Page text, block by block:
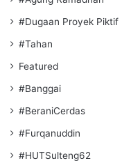
#Dugaan Proyek Piktif
#Tahan
Featured
#Banggai
#BeraniCerdas
#Furqanuddin
#HUTSulteng62